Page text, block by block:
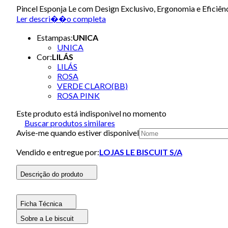
Pincel Esponja Le com Design Exclusivo, Ergonomia e
Ler descri��o completa
Estampas:UNICA
UNICA
Cor:LILÁS
LILÁS
ROSA
VERDE CLARO(BB)
ROSA PINK
Este produto está indisponivel no momento
Buscar produtos similares
Avise-me quando estiver disponivel
Vendido e entregue por:LOJAS LE BISCUIT S/A
Descrição do produto
Ficha Técnica
Sobre a Le biscuit